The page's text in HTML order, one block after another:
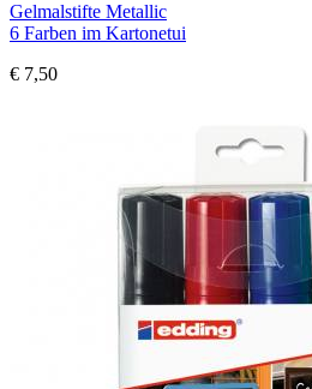
Gelmalstifte Metallic
6 Farben im Kartonetui
€ 7,50